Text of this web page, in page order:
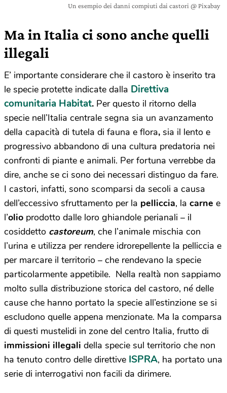
Un esempio dei danni compiuti dai castori @ Pixabay
Ma in Italia ci sono anche quelli
illegali
E’ importante considerare che il castoro è inserito tra
le specie protette indicate dalla Direttiva
comunitaria Habitat. Per questo il ritorno della
specie nell’Italia centrale segna sia un avanzamento
della capacità di tutela di fauna e flora, sia il lento e
progressivo abbandono di una cultura predatoria nei
confronti di piante e animali. Per fortuna verrebbe da
dire, anche se ci sono dei necessari distinguo da fare.
I castori, infatti, sono scomparsi da secoli a causa
dell’eccessivo sfruttamento per la pelliccia, la carne e
l’olio prodotto dalle loro ghiandole perianali – il
cosiddetto castoreum, che l’animale mischia con
l’urina e utilizza per rendere idrorepellente la pelliccia e
per marcare il territorio – che rendevano la specie
particolarmente appetibile. Nella realtà non sappiamo
molto sulla distribuzione storica del castoro, né delle
cause che hanno portato la specie all’estinzione se si
escludono quelle appena menzionate. Ma la comparsa
di questi mustelidi in zone del centro Italia, frutto di
immissioni illegali della specie sul territorio che non
ha tenuto contro delle direttive ISPRA, ha portato una
serie di interrogativi non facili da dirimere.